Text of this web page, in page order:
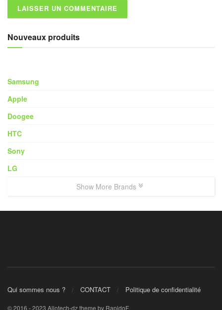
Nouveaux produits
Samsung
Apple
Doogee
HTC
Sony
LG
Show More Brands
Qui sommes nous ? CONTACT Politique de confidentialité
© 2016 - 2023 Allotech-dz theme by RapidoF.